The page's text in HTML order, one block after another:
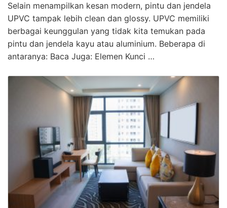
Selain menampilkan kesan modern, pintu dan jendela
UPVC tampak lebih clean dan glossy. UPVC memiliki
berbagai keunggulan yang tidak kita temukan pada
pintu dan jendela kayu atau aluminium. Beberapa di
antaranya: Baca Juga: Elemen Kunci …